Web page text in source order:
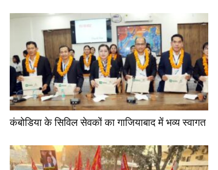
कंबोडिया के सिविल सेवकों का गाजियाबाद में भव्य स्वागत